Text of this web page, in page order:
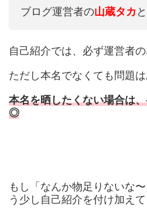
ブログ運営者の山蔵タカ
自己紹介では、必ず運営者
ただし本名でなくても問題は
本名を晒したくない場合は
◎
もし「なんか物足りないな
う少し自己紹介を付け加えて